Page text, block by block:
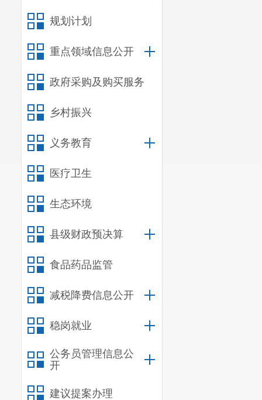
规划计划
重点领域信息公开
政府采购及购买服务
乡村振兴
义务教育
医疗卫生
生态环境
县级财政预决算
食品药品监管
减税降费信息公开
稳岗就业
公务员管理信息公
开
建议提案办理